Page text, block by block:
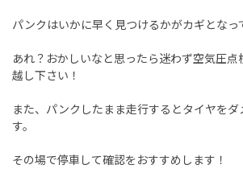
パンクはいかに早く見つけるかがカギとなっ
あれ？おかしいなと思ったら迷わず空気圧
越し下さい！
また、パンクしたまま走行するとタイヤをダ
す。
その場で停車して確認をおすすめします！